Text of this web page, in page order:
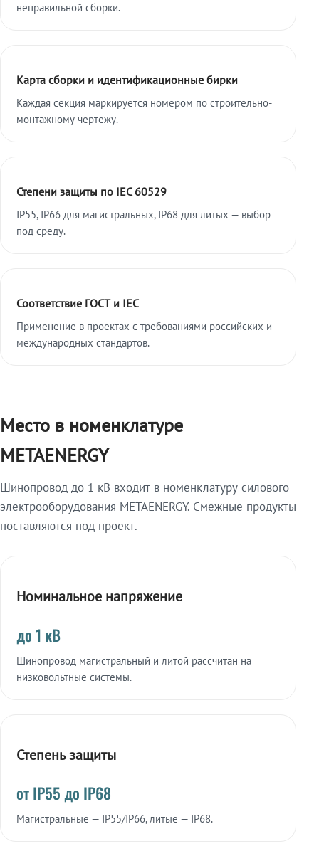
неправильной сборки.
Карта сборки и идентификационные бирки
Каждая секция маркируется номером по строительно-
монтажному чертежу.
Степени защиты по IEC 60529
IP55, IP66 для магистральных, IP68 для литых — выбор
под среду.
Соответствие ГОСТ и IEC
Применение в проектах с требованиями российских и
международных стандартов.
Место в номенклатуре
METAENERGY
Шинопровод до 1 кВ входит в номенклатуру силового
электрооборудования METAENERGY. Смежные продукты
поставляются под проект.
Номинальное напряжение
до 1 кВ
Шинопровод магистральный и литой рассчитан на
низковольтные системы.
Степень защиты
от IP55 до IP68
Магистральные — IP55/IP66, литые — IP68.